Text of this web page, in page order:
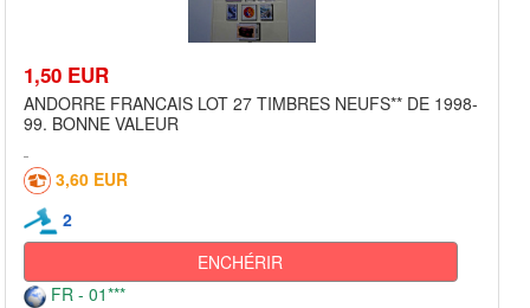
1,50 EUR
ANDORRE FRANCAIS LOT 27 TIMBRES NEUFS** DE 1998-
99. BONNE VALEUR
3,60 EUR
2
ENCHÉRIR
FR - 01***